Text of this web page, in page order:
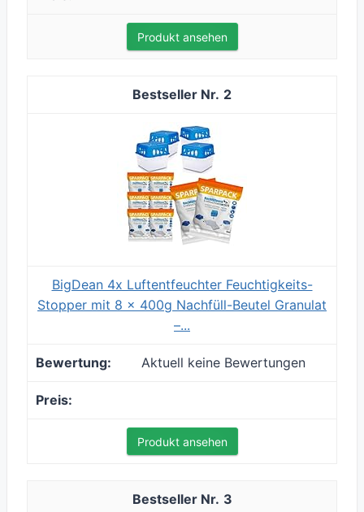
Produkt ansehen
2
BigDean 4x Luftentfeuchter Feuchtigkeits-
Stopper mit 8 x 400g Nachfüll-Beutel Granulat
–...
Aktuell keine Bewertungen
Produkt ansehen
3